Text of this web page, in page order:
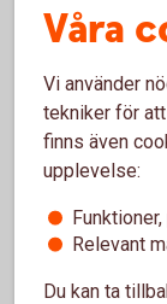
kontanter i
resekort.
Kort på
Vad
med
Våra
Vi använder
tekniker för
finns även
upplevelse:
Relevant
Du kan ta